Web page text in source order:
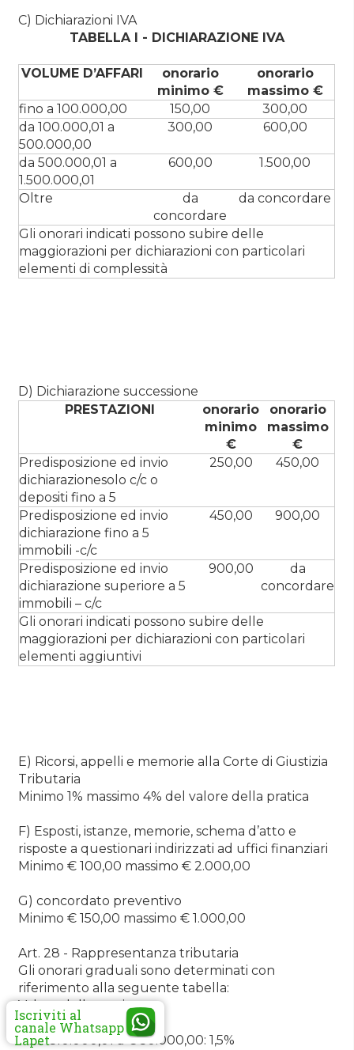
C) Dichiarazioni IVA
TABELLA I - DICHIARAZIONE IVA
VOLUME D’AFFARI
onorario
minimo €
onorario
massimo €
fino a 100.000,00
150,00
300,00
da 100.000,01 a
500.000,00
300,00 600,00
da 500.000,01 a
1.500.000,01
600,00 1.500,00
Oltre
da
concordare
da concordare
Gli onorari indicati possono subire delle
maggiorazioni per dichiarazioni con particolari
elementi di complessità
D) Dichiarazione successione
PRESTAZIONI
onorario
minimo
€
onorario
massimo
€
Predisposizione ed invio
dichiarazionesolo c/c o
depositi fino a 5
250,00 450,00
Predisposizione ed invio
dichiarazione fino a 5
immobili -c/c
450,00 900,00
Predisposizione ed invio
dichiarazione superiore a 5
immobili – c/c
900,00
da
concordare
Gli onorari indicati possono subire delle
maggiorazioni per dichiarazioni con particolari
elementi aggiuntivi
E) Ricorsi, appelli e memorie alla Corte di Giustizia
Tributaria
Minimo 1% massimo 4% del valore della pratica
F) Esposti, istanze, memorie, schema d’atto e
risposte a questionari indirizzati ad uffici finanziari
Minimo € 100,00 massimo € 2.000,00
G) concordato preventivo
Minimo € 150,00 massimo € 1.000,00
Art. 28 - Rappresentanza tributaria
Gli onorari graduali sono determinati con
riferimento alla seguente tabella:
Valore della pratica
fino a € 10.000,00: 2%
– da €10.000,01 a € 50.000,00: 1,5%
Iscriviti al
canale Whatsapp
Lapet